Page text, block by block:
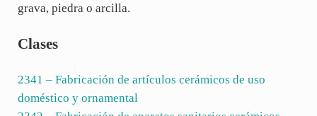
grava, piedra o arcilla.
Clases
2341 – Fabricación de artículos cerámicos de uso
doméstico y ornamental